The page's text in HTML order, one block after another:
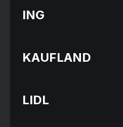
ING
KAUFLAND
LIDL